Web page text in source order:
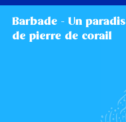
Barbade - Un paradis
de pierre de corail